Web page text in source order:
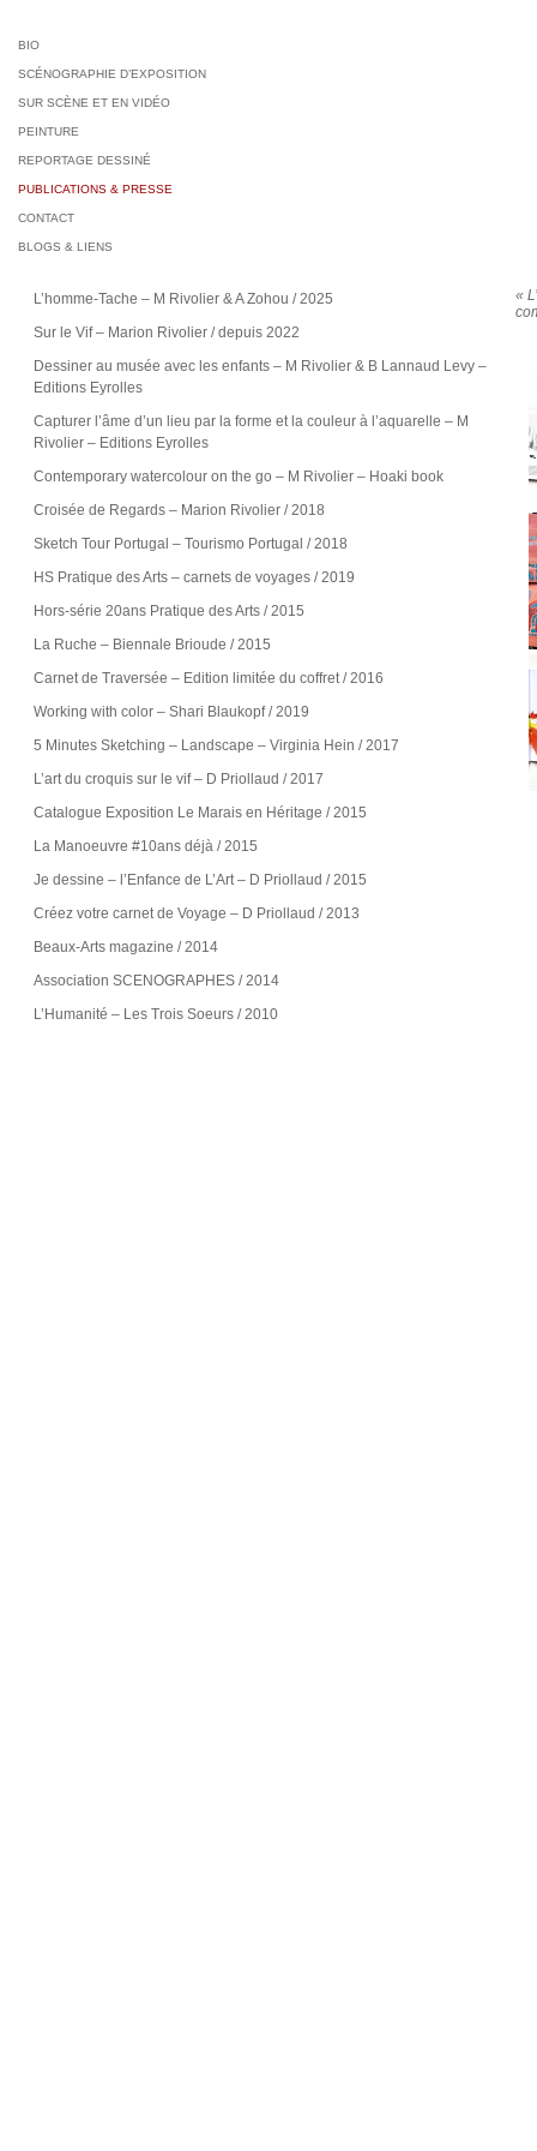
BIO
SCÉNOGRAPHIE D’EXPOSITION
SUR SCÈNE ET EN VIDÉO
PEINTURE
REPORTAGE DESSINÉ
PUBLICATIONS & PRESSE
CONTACT
BLOGS & LIENS
L’homme-Tache – M Rivolier & A Zohou / 2025
Sur le Vif – Marion Rivolier / depuis 2022
Dessiner au musée avec les enfants – M Rivolier & B Lannaud Levy –
Editions Eyrolles
Capturer l’âme d’un lieu par la forme et la couleur à l’aquarelle – M
Rivolier – Editions Eyrolles
Contemporary watercolour on the go – M Rivolier – Hoaki book
Croisée de Regards – Marion Rivolier / 2018
Sketch Tour Portugal – Tourismo Portugal / 2018
HS Pratique des Arts – carnets de voyages / 2019
Hors-série 20ans Pratique des Arts / 2015
La Ruche – Biennale Brioude / 2015
Carnet de Traversée – Edition limitée du coffret / 2016
Working with color – Shari Blaukopf / 2019
5 Minutes Sketching – Landscape – Virginia Hein / 2017
L’art du croquis sur le vif – D Priollaud / 2017
Catalogue Exposition Le Marais en Héritage / 2015
La Manoeuvre #10ans déjà / 2015
Je dessine – l’Enfance de L’Art – D Priollaud / 2015
Créez votre carnet de Voyage – D Priollaud / 2013
Beaux-Arts magazine / 2014
Association SCENOGRAPHES / 2014
L’Humanité – Les Trois Soeurs / 2010
«